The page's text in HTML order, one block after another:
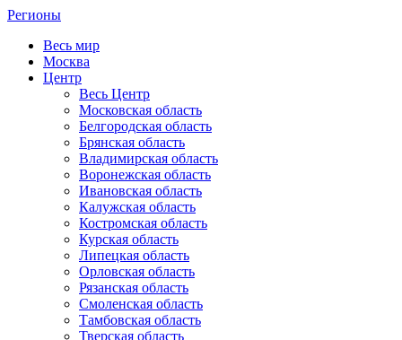
Регионы
Весь мир
Москва
Центр
Весь Центр
Московская область
Белгородская область
Брянская область
Владимирская область
Воронежская область
Ивановская область
Калужская область
Костромская область
Курская область
Липецкая область
Орловская область
Рязанская область
Смоленская область
Тамбовская область
Тверская область